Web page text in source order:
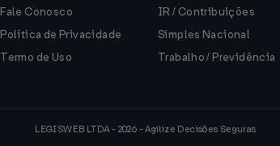
Fale Conosco
Política de Privacidade
Termo de Uso
IR / Contribuições
Simples Nacional
Trabalho / Previdência
LEGISWEB LTDA - 2026 - Agilize Decisões Seguras